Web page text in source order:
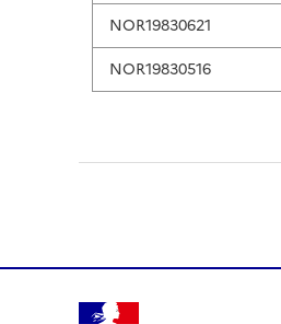
NOR19830621
NOR19830516